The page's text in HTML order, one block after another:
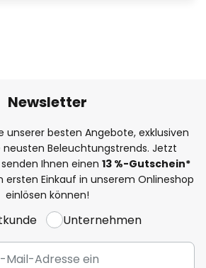
Newsletter
unserer besten Angebote, exklusiven
neusten Beleuchtungstrends. Jetzt
Ihnen einen 13 %-Gutschein*
ersten Einkauf in unserem Onlineshop
einlösen können!
Unternehmen